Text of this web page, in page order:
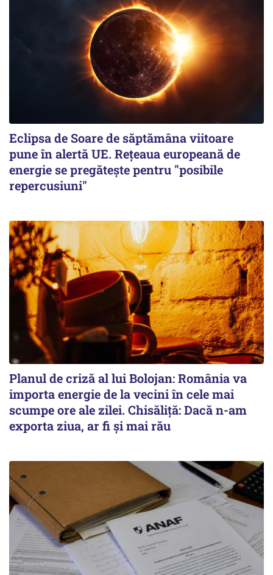
Eclipsa de Soare de săptămâna viitoare
pune în alertă UE. Rețeaua europeană de
energie se pregătește pentru "posibile
repercusiuni"
Planul de criză al lui Bolojan: România va
importa energie de la vecini în cele mai
scumpe ore ale zilei. Chisăliță: Dacă n-am
exporta ziua, ar fi și mai rău